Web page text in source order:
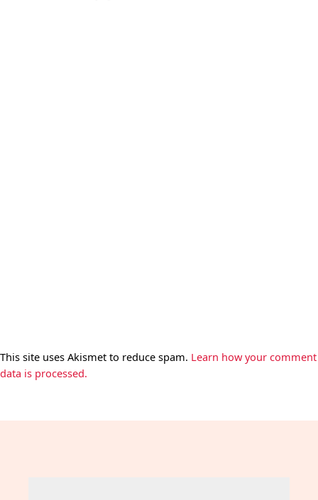
This site uses Akismet to reduce spam. Learn how your comment
data is processed.